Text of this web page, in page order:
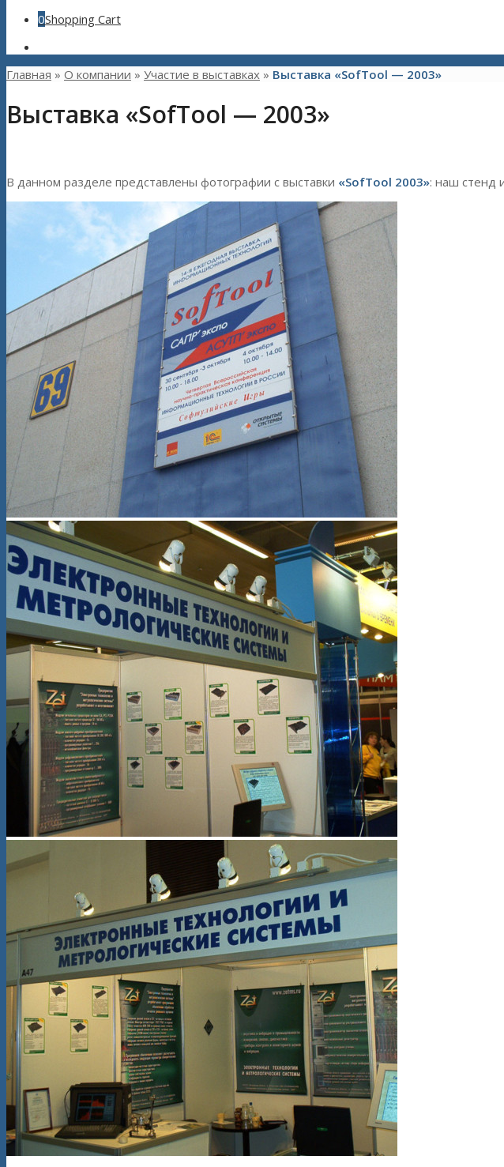
0Shopping Cart
Главная » О компании » Участие в выставках » Выставка «SofTool — 2003»
Выставка «SofTool — 2003»
В данном разделе представлены фотографии с выставки «SofTool 2003»: наш стенд